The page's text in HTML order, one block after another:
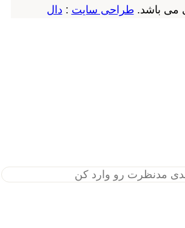
باشد.طراحی سایت:دال